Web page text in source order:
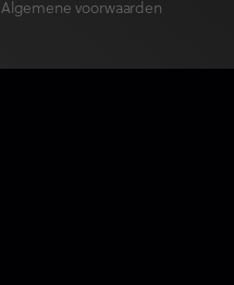
Algemene voorwaarden